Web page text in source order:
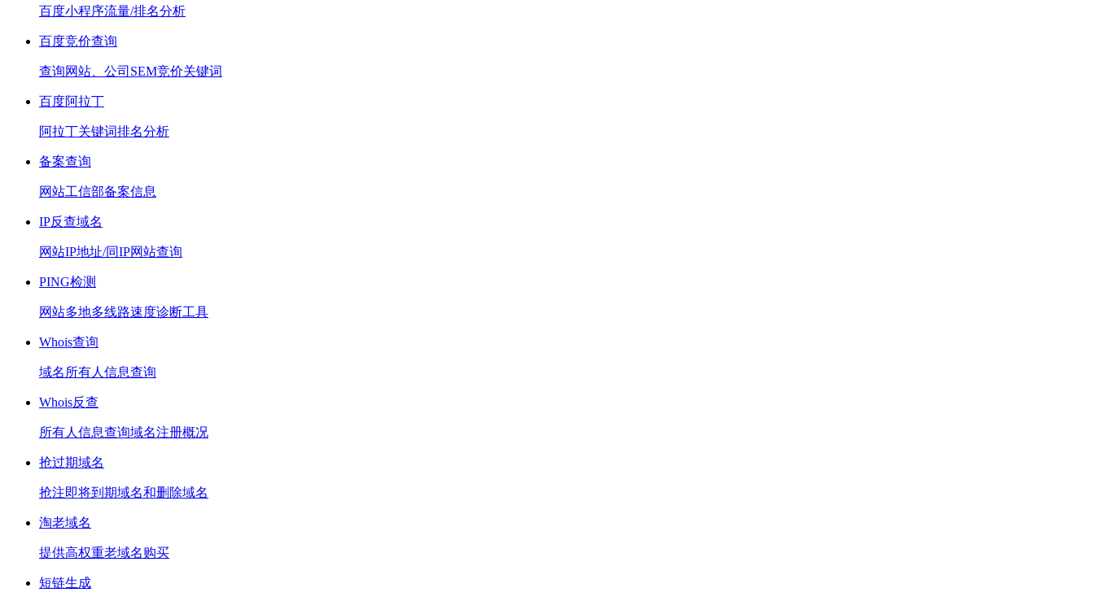
百度小程序流量/排名分析
百度竞价查询
查询网站、公司SEM竞价关键词
百度阿拉丁
阿拉丁关键词排名分析
备案查询
网站工信部备案信息
IP反查域名
网站IP地址/同IP网站查询
PING检测
网站多地多线路速度诊断工具
Whois查询
域名所有人信息查询
Whois反查
所有人信息查询域名注册概况
抢过期域名
抢注即将到期域名和删除域名
淘老域名
提供高权重老域名购买
短链生成